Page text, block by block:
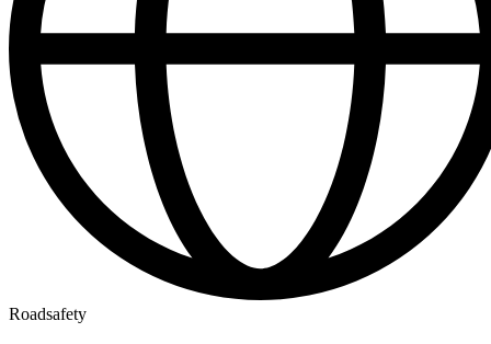
Roadsafety